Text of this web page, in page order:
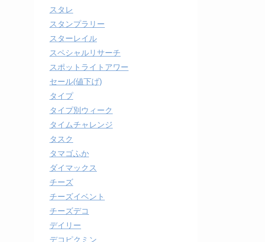
スタレ
スタンプラリー
スターレイル
スペシャルリサーチ
スポットライトアワー
セール(値下げ)
タイプ
タイプ別ウィーク
タイムチャレンジ
タスク
タマゴふか
ダイマックス
チーズ
チーズイベント
チーズデコ
デイリー
デコピクミン